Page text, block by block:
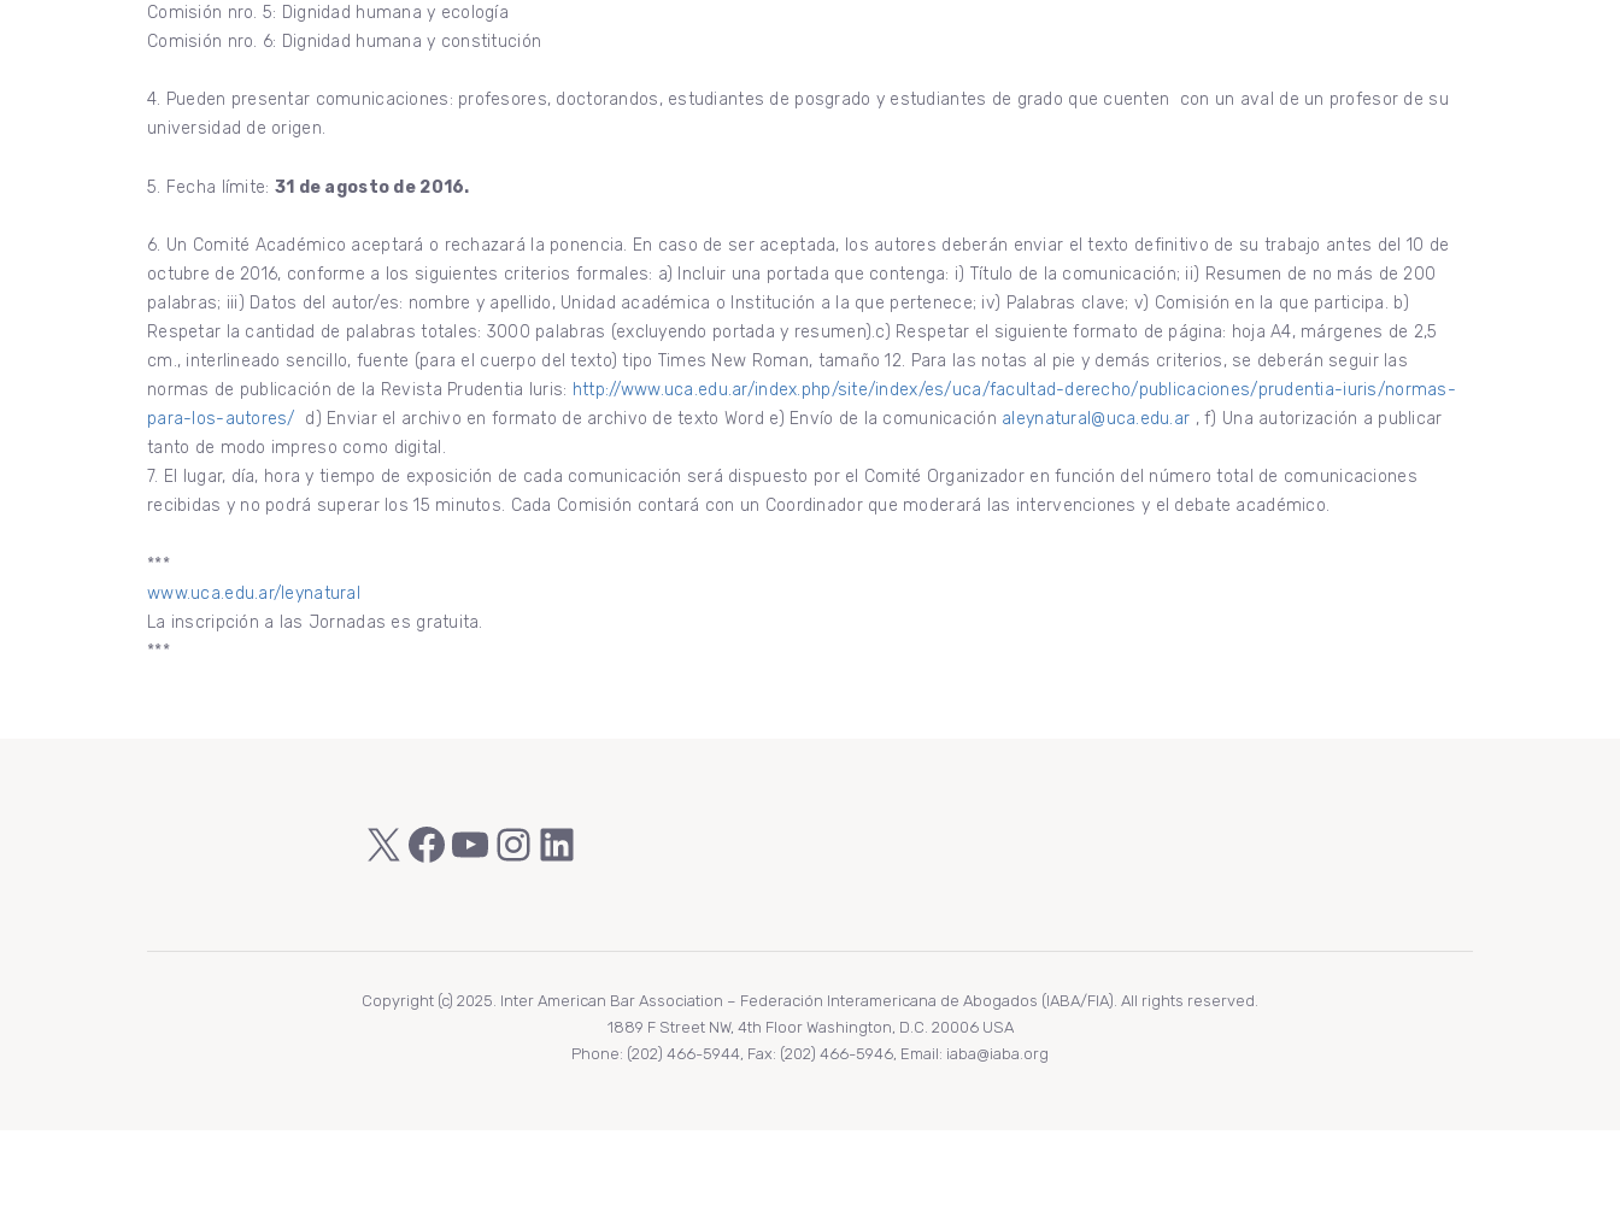
Comisión nro. 5: Dignidad humana y ecología
Comisión nro. 6: Dignidad humana y constitución
4. Pueden presentar comunicaciones: profesores, doctorandos, estudiantes de posgrado y estudiantes de grado que cuenten con un aval de un profesor de su
universidad de origen.
5. Fecha límite: 31 de agosto de 2016.
6. Un Comité Académico aceptará o rechazará la ponencia. En caso de ser aceptada, los autores deberán enviar el texto definitivo de su trabajo antes del 10 de
octubre de 2016, conforme a los siguientes criterios formales: a) Incluir una portada que contenga: i) Título de la comunicación; ii) Resumen de no más de 200
palabras; iii) Datos del autor/es: nombre y apellido, Unidad académica o Institución a la que pertenece; iv) Palabras clave; v) Comisión en la que participa. b)
Respetar la cantidad de palabras totales: 3000 palabras (excluyendo portada y resumen).c) Respetar el siguiente formato de página: hoja A4, márgenes de 2,5
cm., interlineado sencillo, fuente (para el cuerpo del texto) tipo Times New Roman, tamaño 12. Para las notas al pie y demás criterios, se deberán seguir las
normas de publicación de la Revista Prudentia Iuris: http://www.uca.edu.ar/index.php/site/index/es/uca/facultad-derecho/publicaciones/prudentia-iuris/normas-
para-los-autores/ d) Enviar el archivo en formato de archivo de texto Word e) Envío de la comunicación aleynatural@uca.edu.ar , f) Una autorización a publicar
tanto de modo impreso como digital.
7. El lugar, día, hora y tiempo de exposición de cada comunicación será dispuesto por el Comité Organizador en función del número total de comunicaciones
recibidas y no podrá superar los 15 minutos. Cada Comisión contará con un Coordinador que moderará las intervenciones y el debate académico.
***
www.uca.edu.ar/leynatural
La inscripción a las Jornadas es gratuita.
***
X Facebook
YouTube
Instagram
LinkedIn
Copyright (c) 2025. Inter American Bar Association – Federación Interamericana de Abogados (IABA/FIA). All rights reserved.
1889 F Street NW, 4th Floor Washington, D.C. 20006 USA
Phone: (202) 466-5944, Fax: (202) 466-5946, Email: iaba@iaba.org